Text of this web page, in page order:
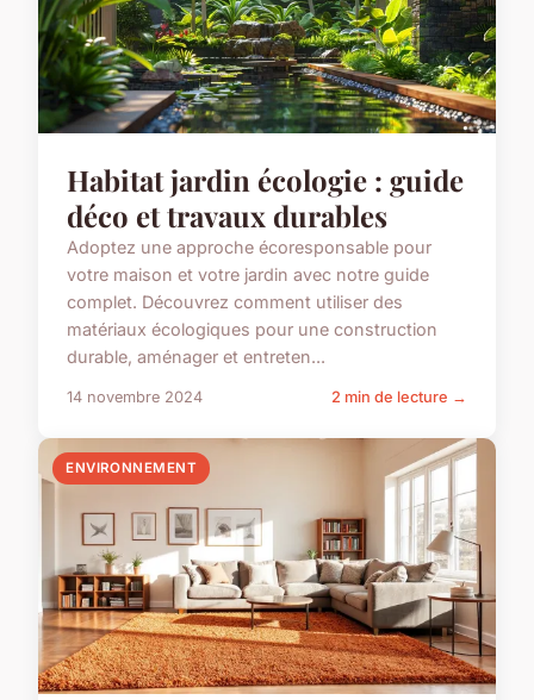
Habitat jardin écologie : guide
déco et travaux durables
Adoptez une approche écoresponsable pour
votre maison et votre jardin avec notre guide
complet. Découvrez comment utiliser des
matériaux écologiques pour une construction
durable, aménager et entreten...
14 novembre 2024 2 min de lecture →
ENVIRONNEMENT